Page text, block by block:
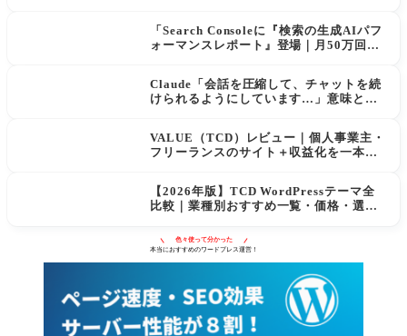
「Search Consoleに『検索の生成AIパフ
ォーマンスレポート』登場｜月50万回AI
Claude「会話を圧縮して、チャットを続
けられるようにしています…」意味と使
VALUE（TCD）レビュー｜個人事業主・
フリーランスのサイト＋収益化を一本化
【2026年版】TCD WordPressテーマ全
比較｜業種別おすすめ一覧・価格・選び
色々使って分かった
本当におすすめのワードプレス運営！